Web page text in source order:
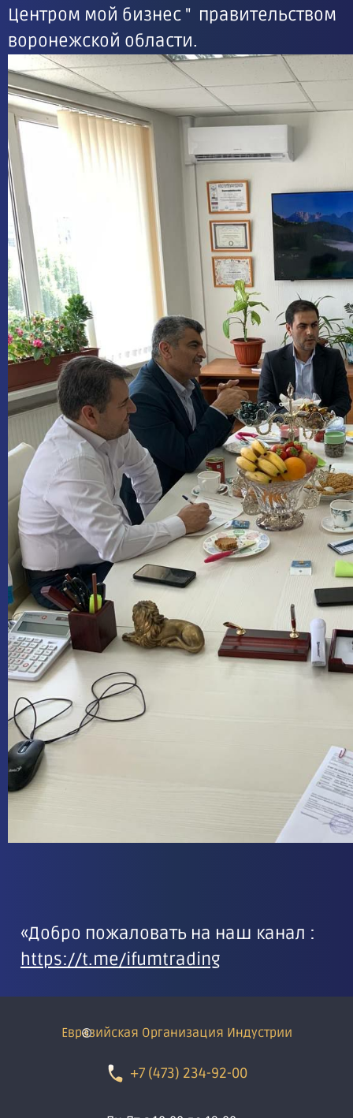
Центром мой бизнес " правительством
воронежской области.
«Добро пожаловать на наш канал :
https://t.me/ifumtrading
Евразийская Организация Индустрии
+7 (473) 234-92-00